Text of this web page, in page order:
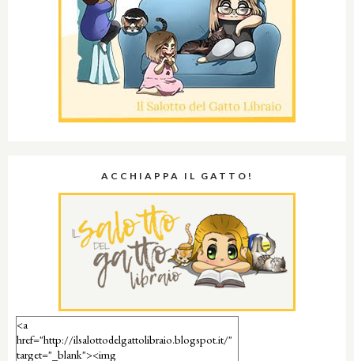
ACCHIAPPA IL GATTO!